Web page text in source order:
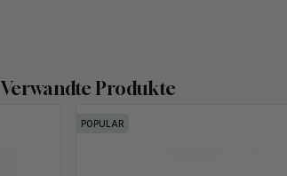
Verwandte Produkte
POPULAR